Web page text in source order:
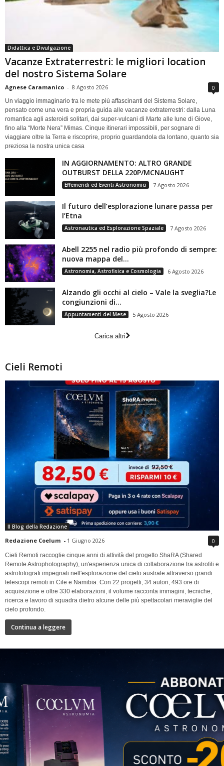
Didattica e Divulgazione
Vacanze Extraterrestri: le migliori location
del nostro Sistema Solare
Agnese Caramanico - 8 Agosto 2026 0
Un viaggio immaginario tra le mete più affascinanti del Sistema Solare,
pensato come una vera e propria guida alle vacanze extraterrestri: dalla Luna
romantica agli asteroidi solitari, dai super-vulcani di Marte alle lune di Giove,
fino alla “Morte Nera” Mimas. Cinque itinerari impossibili, per sognare di
viaggiare oltre la Terra e riscoprire, proprio guardandola da lontano, quanto sia
preziosa la nostra unica casa
IN AGGIORNAMENTO: ALTRO GRANDE
OUTBURST DELLA 220P/MCNAUGHT
Effemeridi ed Eventi Astronomici 7 Agosto 2026
Il futuro dell’esplorazione lunare passa per
l’Etna
Astronautica ed Esplorazione Spaziale 7 Agosto 2026
Abell 2255 nel radio più profondo di sempre:
nuova mappa del...
Astronomia, Astrofisica e Cosmologia 6 Agosto 2026
Alzando gli occhi al cielo – Vale la sveglia?Le
congiunzioni di...
Appuntamenti del Mese 5 Agosto 2026
Carica altri
Cieli Remoti
Il Blog della Redazione
Redazione Coelum - 1 Giugno 2026 0
Cieli Remoti raccoglie cinque anni di attività del progetto ShaRA (Shared
Remote Astrophotography), un'esperienza unica di collaborazione tra astrofili e
astrofotografi impegnati nell'esplorazione del cielo australe attraverso grandi
telescopi remoti in Cile e Namibia. Con 22 progetti, 34 autori, 493 ore di
acquisizione e oltre 330 elaborazioni, il volume racconta immagini, tecniche,
ricerca e lavoro di squadra dietro alcune delle più spettacolari meraviglie del
cielo profondo.
Continua a leggere